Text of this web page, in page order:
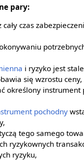
pary:
czas
i ryzyko jest
się wzrostu ceny,
określony instrument
pochodny
tego samego
ryzykownych
ryzyku,